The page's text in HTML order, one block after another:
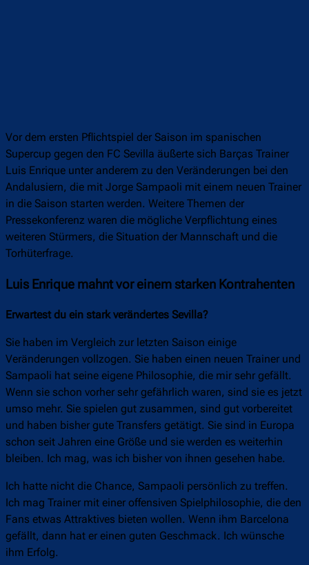
Vor dem ersten Pflichtspiel der Saison im spanischen
Supercup gegen den FC Sevilla äußerte sich Barças Trainer
Luis Enrique unter anderem zu den Veränderungen bei den
Andalusiern, die mit Jorge Sampaoli mit einem neuen Trainer
in die Saison starten werden. Weitere Themen der
Pressekonferenz waren die mögliche Verpflichtung eines
weiteren Stürmers, die Situation der Mannschaft und die
Torhüterfrage.
Luis Enrique mahnt vor einem starken Kontrahenten
Erwartest du ein stark verändertes Sevilla?
Sie haben im Vergleich zur letzten Saison einige
Veränderungen vollzogen. Sie haben einen neuen Trainer und
Sampaoli hat seine eigene Philosophie, die mir sehr gefällt.
Wenn sie schon vorher sehr gefährlich waren, sind sie es jetzt
umso mehr. Sie spielen gut zusammen, sind gut vorbereitet
und haben bisher gute Transfers getätigt. Sie sind in Europa
schon seit Jahren eine Größe und sie werden es weiterhin
bleiben. Ich mag, was ich bisher von ihnen gesehen habe.
Ich hatte nicht die Chance, Sampaoli persönlich zu treffen.
Ich mag Trainer mit einer offensiven Spielphilosophie, die den
Fans etwas Attraktives bieten wollen. Wenn ihm Barcelona
gefällt, dann hat er einen guten Geschmack. Ich wünsche
ihm Erfolg.